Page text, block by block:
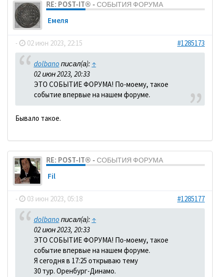
RE: POST-IT® - СОБЫТИЯ ФОРУМА
Емеля
- 02 июн 2023, 22:15 #1285173
dolbano писал(а): ↑
02 июн 2023, 20:33
ЭТО СОБЫТИЕ ФОРУМА! По-моему, такое
событие впервые на нашем форуме.
Бывало такое.
RE: POST-IT® - СОБЫТИЯ ФОРУМА
Fil
- 03 июн 2023, 05:18 #1285177
dolbano писал(а): ↑
02 июн 2023, 20:33
ЭТО СОБЫТИЕ ФОРУМА! По-моему, такое
событие впервые на нашем форуме.
Я сегодня в 17:25 открываю тему
30 тур. Оренбург-Динамо.